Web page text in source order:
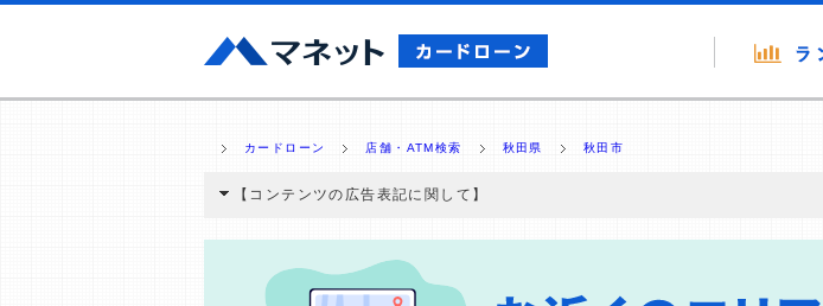
カードローン 店舗・ATM検索 秋田県 秋田市
【コンテンツの広告表記に関して】
と弊社に対して企業から紹介報酬が支払われるという収益モデルです。 ただし、
ミ収集などに基づき、公平性を担保した情報提供を行っています。
>提携企業一覧